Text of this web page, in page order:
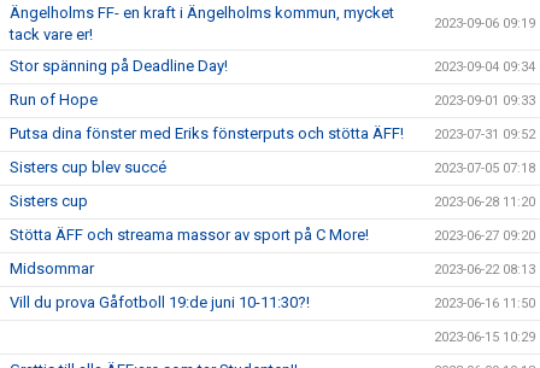
Ängelholms FF- en kraft i Ängelholms kommun, mycket
tack vare er!
2023-09-06 09:19
Stor spänning på Deadline Day! 2023-09-04 09:34
Run of Hope 2023-09-01 09:33
Putsa dina fönster med Eriks fönsterputs och stötta ÄFF! 2023-07-31 09:52
Sisters cup blev succé 2023-07-05 07:18
Sisters cup 2023-06-28 11:20
Stötta ÄFF och streama massor av sport på C More! 2023-06-27 09:20
Midsommar 2023-06-22 08:13
Vill du prova Gåfotboll 19:de juni 10-11:30?! 2023-06-16 11:50
2023-06-15 10:29